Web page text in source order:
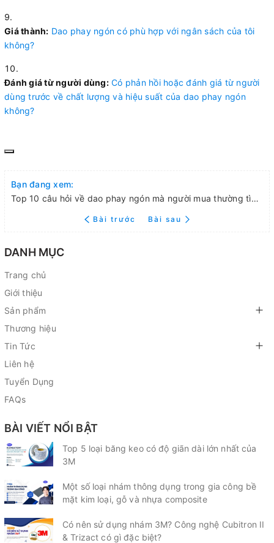
Giá thành: Dao phay ngón có phù hợp với ngân sách của tôi
không?
Đánh giá từ người dùng: Có phản hồi hoặc đánh giá từ người
dùng trước về chất lượng và hiệu suất của dao phay ngón
không?
Bạn đang xem:
Top 10 câu hỏi về dao phay ngón mà người mua thường tìm hiểu trước khi mua
Bài trước Bài sau
DANH MỤC
Trang chủ
Giới thiệu
Sản phẩm
Thương hiệu
Tin Tức
Liên hệ
Tuyển Dụng
FAQs
BÀI VIẾT NỔI BẬT
Top 5 loại băng keo có độ giãn dài lớn nhất của
3M
Một số loại nhám thông dụng trong gia công bề
mặt kim loại, gỗ và nhựa composite
Có nên sử dụng nhám 3M? Công nghệ Cubitron II
& Trizact có gì đặc biệt?